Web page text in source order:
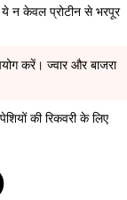
ये न केवल प्रोटीन से भरपूर
करें। ज्वार और बाजरा
की रिकवरी के लिए